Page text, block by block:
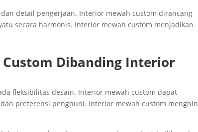
detail pengerjaan. Interior mewah custom dirancang
secara harmonis. Interior mewah custom menjadikan
Dibanding Interior
fleksibilitas desain. Interior mewah custom dapat
preferensi penghuni. Interior mewah custom